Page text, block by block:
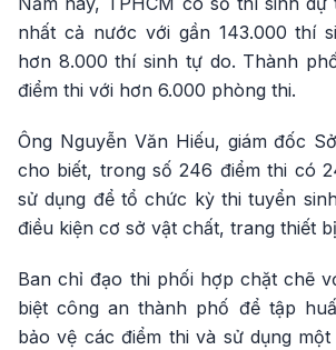
nhất cả nước với gần 143.000 thí
hơn 8.000 thí sinh tự do. Thành
điểm thi với hơn 6.000 phòng thi.
Ông Nguyễn Văn Hiếu, giám đốc
cho biết, trong số 246 điểm thi có
sử dụng để tổ chức kỳ thi tuyển
điều kiện cơ sở vật chất, trang thiết
Ban chỉ đạo thi phối hợp chặt chẽ
biệt công an thành phố để tập
bảo vệ các điểm thi và sử dụng